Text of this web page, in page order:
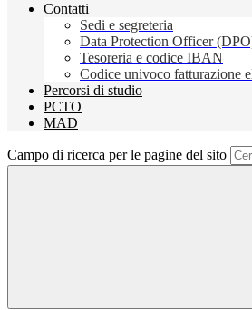
Contatti
Sedi e segreteria
Data Protection Officer
Tesoreria e codice IBAN
Codice univoco fatturazione
Percorsi di studio
PCTO
MAD
Campo di ricerca per le pagine del sito